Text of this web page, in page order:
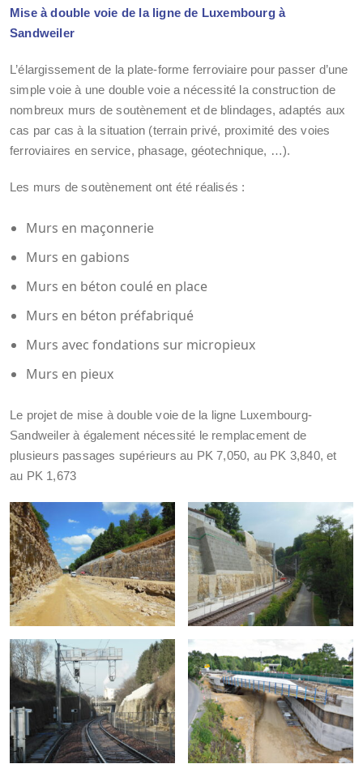
Mise à double voie de la ligne de Luxembourg à
Sandweiler
L’élargissement de la plate-forme ferroviaire pour passer d’une
simple voie à une double voie a nécessité la construction de
nombreux murs de soutènement et de blindages, adaptés aux
cas par cas à la situation (terrain privé, proximité des voies
ferroviaires en service, phasage, géotechnique, …).
Les murs de soutènement ont été réalisés :
Murs en maçonnerie
Murs en gabions
Murs en béton coulé en place
Murs en béton préfabriqué
Murs avec fondations sur micropieux
Murs en pieux
Le projet de mise à double voie de la ligne Luxembourg-
Sandweiler à également nécessité le remplacement de
plusieurs passages supérieurs au PK 7,050, au PK 3,840, et
au PK 1,673